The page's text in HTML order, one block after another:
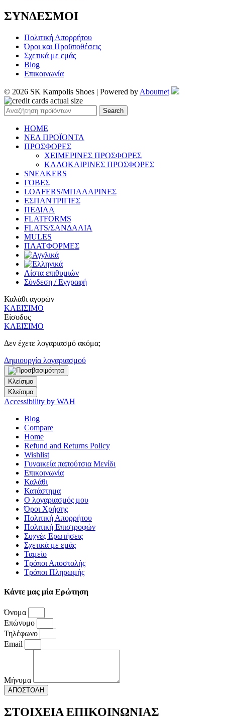
ΣΥΝΔΕΣΜΟΙ
Πολιτική Απορρήτου
Όροι και Προϋποθέσεις
Σχετικά με εμάς
Blog
Επικοινωνία
© 2026 SK Kampolis Shoes | Powered by Aboutnet
Search
HOME
ΝΕΑ ΠΡΟΪΟΝΤΑ
ΠΡΟΣΦΟΡΕΣ
ΧΕΙΜΕΡΙΝΕΣ ΠΡΟΣΦΟΡΕΣ
ΚΑΛΟΚΑΙΡΙΝΕΣ ΠΡΟΣΦΟΡΕΣ
SNEAKERS
ΓΟΒΕΣ
LOAFERS/ΜΠΑΛΑΡΙΝΕΣ
ΕΣΠΑΝΤΡΙΓΙΕΣ
ΠΕΔΙΛΑ
FLATFORMS
FLATS/ΣΑΝΔΑΛΙΑ
MULES
ΠΛΑΤΦΟΡΜΕΣ
Λίστα επιθυμιών
Σύνδεση / Εγγραφή
Καλάθι αγορών
ΚΛΕΙΣΙΜΟ
Είσοδος
ΚΛΕΙΣΙΜΟ
Δεν έχετε λογαριασμό ακόμα;
Δημιουργία λογαριασμού
Κλείσιμο
Κλείσιμο
Accessibility by WAH
Blog
Compare
Home
Refund and Returns Policy
Wishlist
Γυναικεία παπούτσια Μενίδι
Επικοινωνία
Καλάθι
Κατάστημα
Ο λογαριασμός μου
Όροι Χρήσης
Πολιτική Απορρήτου
Πολιτική Επιστροφών
Συχνές Ερωτήσεις
Σχετικά με εμάς
Ταμείο
Τρόποι Αποστολής
Τρόποι Πληρωμής
Κάντε μας μία Ερώτηση
Όνομα
Επώνυμο
Τηλέφωνο
Email
Μήνυμα
ΑΠΟΣΤΟΛΗ
ΣΤΟΙΧΕΙΑ ΕΠΙΚΟΙΝΩΝΙΑΣ